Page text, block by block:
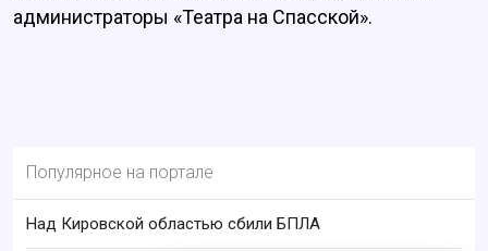
администраторы «Театра на Спасской».
Популярное на портале
Над Кировской областью сбили БПЛА